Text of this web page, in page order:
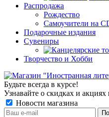
Распродажа
Рождество
Самоучители на
Подарочные издания
Сувениры
Творчество и Хобби
Будьте всегда в курсе!
Узнавайте о скидках и
Новости магазина